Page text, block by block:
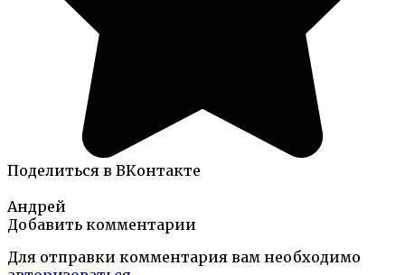
Поделиться в ВКонтакте
Андрей
Добавить комментарии
Для отправки комментария вам необходимо